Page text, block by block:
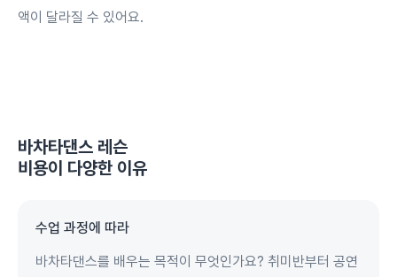
액이 달라질 수 있어요.
바차타댄스 레슨
비용이 다양한 이유
수업 과정에 따라
바차타댄스를 배우는 목적이 무엇인가요? 취미반부터 공연